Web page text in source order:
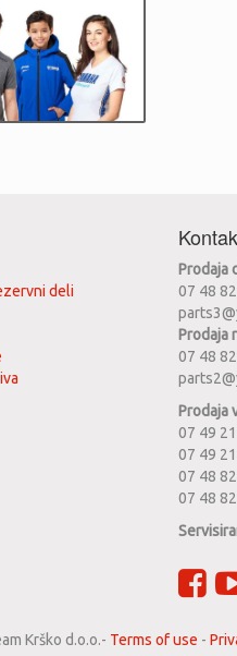
deli
Prodaja
07 48
Prodaja
07 48
Prodaja
07 49
07 49
07 48
07 48
Krško d.o.o.- Terms of use -